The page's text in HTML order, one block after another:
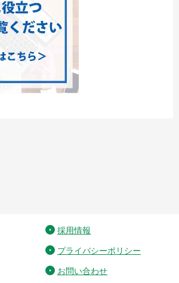
採用情報
プライバシーポリシー
お問い合わせ